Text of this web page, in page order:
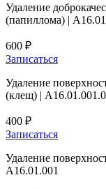
Удаление
(папиллома) |
600 ₽
Записаться
Удаление
(клещ) |
400 ₽
Записаться
Удаление
A16.01.001